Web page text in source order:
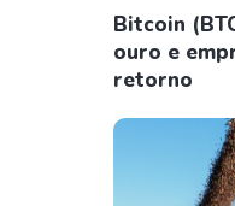
Bitcoin
ouro e
retorno